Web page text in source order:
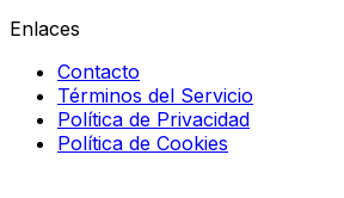
Enlaces
Contacto
Términos del Servicio
Política de Privacidad
Política de Cookies